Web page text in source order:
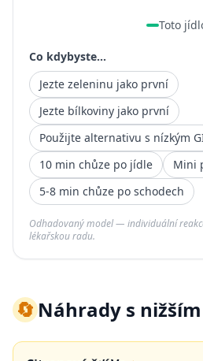
Toto
Co kdybyste...
Jezte zeleninu jako první
Jezte bílkoviny jako první
Použijte alternativu s nízkým
10 min chůze po jídle
Mini
5-8 min chůze po schodech
Odhadovaný model — individuální
lékařskou radu.
🔄Náhrady s